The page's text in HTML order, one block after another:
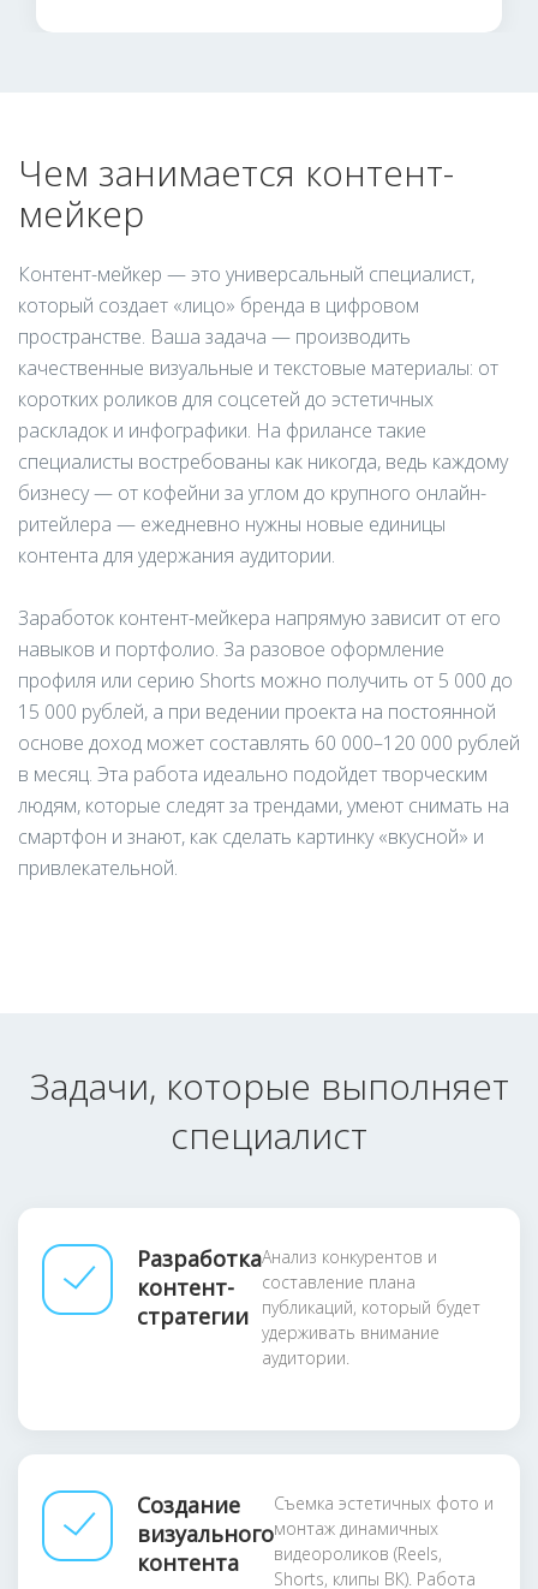
Чем занимается контент-
мейкер
Контент-мейкер — это универсальный специалист,
который создает «лицо» бренда в цифровом
пространстве. Ваша задача — производить
качественные визуальные и текстовые материалы: от
коротких роликов для соцсетей до эстетичных
раскладок и инфографики. На фрилансе такие
специалисты востребованы как никогда, ведь каждому
бизнесу — от кофейни за углом до крупного онлайн-
ритейлера — ежедневно нужны новые единицы
контента для удержания аудитории.
Заработок контент-мейкера напрямую зависит от его
навыков и портфолио. За разовое оформление
профиля или серию Shorts можно получить от 5 000 до
15 000 рублей, а при ведении проекта на постоянной
основе доход может составлять 60 000–120 000 рублей
в месяц. Эта работа идеально подойдет творческим
людям, которые следят за трендами, умеют снимать на
смартфон и знают, как сделать картинку «вкусной» и
привлекательной.
Задачи, которые выполняет
специалист
Разработка
контент-
стратегии
Анализ конкурентов и
составление плана
публикаций, который будет
удерживать внимание
аудитории.
Создание
визуального
контента
Съемка эстетичных фото и
монтаж динамичных
видеороликов (Reels,
Shorts, клипы ВК). Работа